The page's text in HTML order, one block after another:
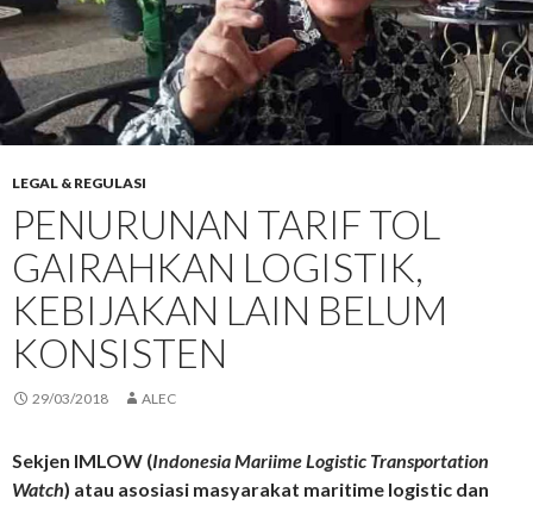
LEGAL & REGULASI
PENURUNAN TARIF TOL
GAIRAHKAN LOGISTIK,
KEBIJAKAN LAIN BELUM
KONSISTEN
29/03/2018 ALEC
Sekjen IMLOW (Indonesia Mariime Logistic Transportation
Watch) atau asosiasi masyarakat maritime logistic dan